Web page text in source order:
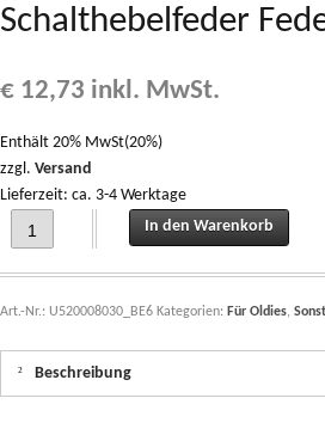
Schalthebelfeder
€ 12,73 inkl. MwSt.
Enthält 20% MwSt(20%)
zzgl. Versand
Lieferzeit: ca. 3-4 Werktage
Schalthebelfeder Feder für Schalthebel T80-
In den Warenkorb
Art.-Nr.: U520008030_BE6 Kategorien: Für Oldies,
Beschreibung